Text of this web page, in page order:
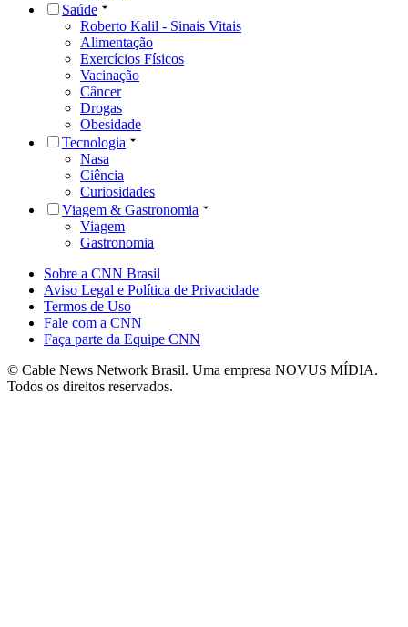
Saúde
Roberto Kalil - Sinais Vitais
Alimentação
Exercícios Físicos
Vacinação
Câncer
Drogas
Obesidade
Tecnologia
Nasa
Ciência
Curiosidades
Viagem & Gastronomia
Viagem
Gastronomia
Sobre a CNN Brasil
Aviso Legal e Política de Privacidade
Termos de Uso
Fale com a CNN
Faça parte da Equipe CNN
© Cable News Network Brasil. Uma empresa NOVUS MÍDIA.
Todos os direitos reservados.